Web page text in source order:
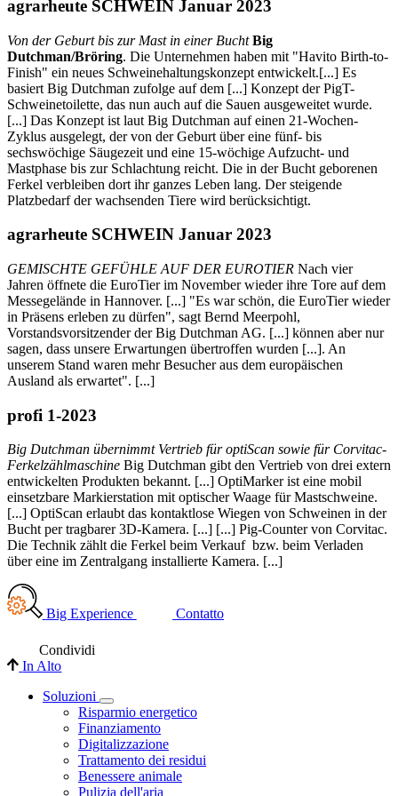
agrarheute SCHWEIN Januar 2023
Von der Geburt bis zur Mast in einer Bucht Big
Dutchman/Bröring. Die Unternehmen haben mit "Havito Birth-to-
Finish" ein neues Schweinehaltungskonzept entwickelt.[...] Es
basiert Big Dutchman zufolge auf dem [...] Konzept der PigT-
Schweinetoilette, das nun auch auf die Sauen ausgeweitet wurde.
[...] Das Konzept ist laut Big Dutchman auf einen 21-Wochen-
Zyklus ausgelegt, der von der Geburt über eine fünf- bis
sechswöchige Säugezeit und eine 15-wöchige Aufzucht- und
Mastphase bis zur Schlachtung reicht. Die in der Bucht geborenen
Ferkel verbleiben dort ihr ganzes Leben lang. Der steigende
Platzbedarf der wachsenden Tiere wird berücksichtigt.
agrarheute SCHWEIN Januar 2023
GEMISCHTE GEFÜHLE AUF DER EUROTIER Nach vier
Jahren öffnete die EuroTier im November wieder ihre Tore auf dem
Messegelände in Hannover. [...] "Es war schön, die EuroTier wieder
in Präsens erleben zu dürfen", sagt Bernd Meerpohl,
Vorstandsvorsitzender der Big Dutchman AG. [...] können aber nur
sagen, dass unsere Erwartungen übertroffen wurden [...]. An
unserem Stand waren mehr Besucher aus dem europäischen
Ausland als erwartet". [...]
profi 1-2023
Big Dutchman übernimmt Vertrieb für optiScan sowie für Corvitac-
Ferkelzählmaschine Big Dutchman gibt den Vertrieb von drei extern
entwickelten Produkten bekannt. [...] OptiMarker ist eine mobil
einsetzbare Markierstation mit optischer Waage für Mastschweine.
[...] OptiScan erlaubt das kontaktlose Wiegen von Schweinen in der
Bucht per tragbarer 3D-Kamera. [...] [...] Pig-Counter von Corvitac.
Die Technik zählt die Ferkel beim Verkauf bzw. beim Verladen
über eine im Zentralgang installierte Kamera. [...]
Big Experience Contatto
Condividi
In Alto
Soluzioni
Risparmio energetico
Finanziamento
Digitalizzazione
Trattamento dei residui
Benessere animale
Pulizia dell'aria